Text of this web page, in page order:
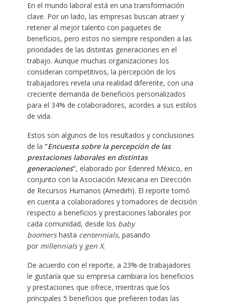
En el mundo laboral está en una transformación
clave. Por un lado, las empresas buscan atraer y
retener al mejor talento con paquetes de
beneficios, pero estos no siempre responden a las
prioridades de las distintas generaciones en el
trabajo. Aunque muchas organizaciones los
consideran competitivos, la percepción de los
trabajadores revela una realidad diferente, con una
creciente demanda de beneficios personalizados
para el 34% de colaboradores, acordes a sus estilos
de vida.
Estos son algunos de los resultados y conclusiones
de la “Encuesta sobre la percepción de las
prestaciones laborales en distintas
generaciones”, elaborado por Edenred México, en
conjunto con la Asociación Mexicana en Dirección
de Recursos Humanos (Amedirh). El reporte tomó
en cuenta a colaboradores y tomadores de decisión
respecto a beneficios y prestaciones laborales por
cada comunidad, desde los baby
boomershasta centennials, pasando
por millennialsy gen X.
De acuerdo con el reporte, a 23% de trabajadores
le gustaría que su empresa cambiara los beneficios
y prestaciones que ofrece, mientras que los
principales 5 beneficios que prefieren todas las